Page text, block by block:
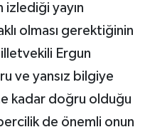
izlediği yayın
olması gerektiğinin
Ergun
ve yansız bilgiye
kadar doğru olduğu
de önemli onun